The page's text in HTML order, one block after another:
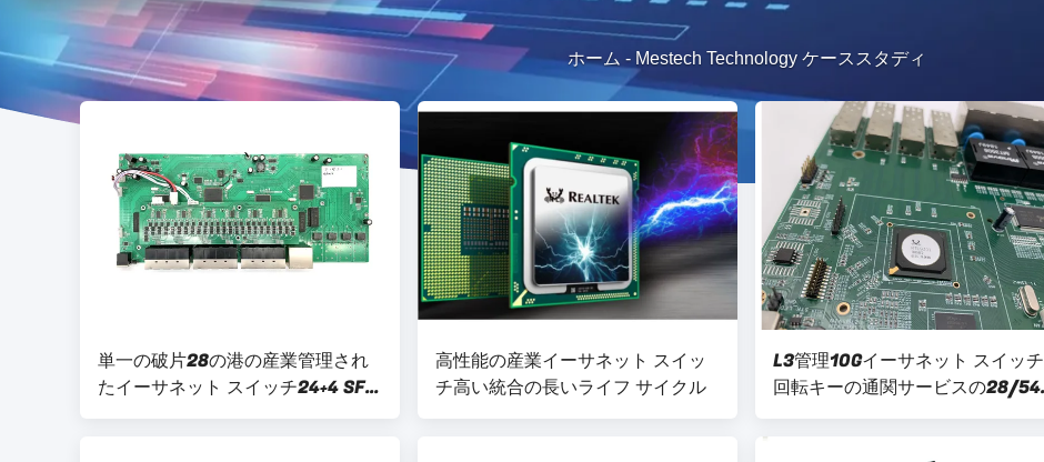
ホーム - Mestech Technology ケーススタディ
単一の破片28の港の産業管理され
たイーサネット スイッチ24+4 SFP
基盤T
高性能の産業イーサネット スイッ
チ高い統合の長いライフ サイクル
L3管理10Gイーサネット スイッチ
回転キーの通関サービスの28/54
港